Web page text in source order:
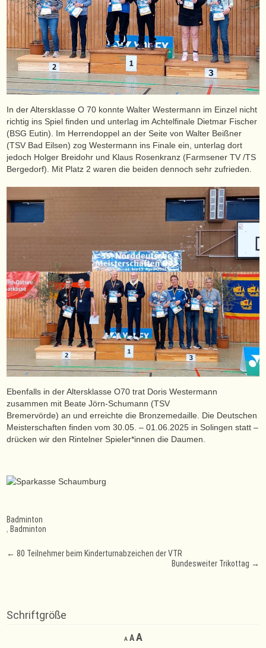
In der Altersklasse O 70 konnte Walter Westermann im Einzel nicht
richtig ins Spiel finden und unterlag im Achtelfinale Dietmar Fischer
(BSG Eutin). Im Herrendoppel an der Seite von Walter Beißner
(TSV Bad Eilsen) zog Westermann ins Finale ein, unterlag dort
jedoch Holger Breidohr und Klaus Rosenkranz (Farmsener TV /TS
Bergedorf). Mit Platz 2 waren die beiden dennoch sehr zufrieden.
Ebenfalls in der Altersklasse O70 trat Doris Westermann
zusammen mit Beate Jörn-Schumann (TSV
Bremervörde) an und erreichte die Bronzemedaille. Die Deutschen
Meisterschaften finden vom 30.05. – 01.06.2025 in Solingen statt –
drücken wir den Rintelner Spieler*innen die Daumen.
Badminton
, Badminton
Post
← 80 Teilnehmer beim Kinderturnabzeichen der VTR
Bundesweiter Trikottag →
Schriftgröße
A
Decrease
font
AReset
AIncrease